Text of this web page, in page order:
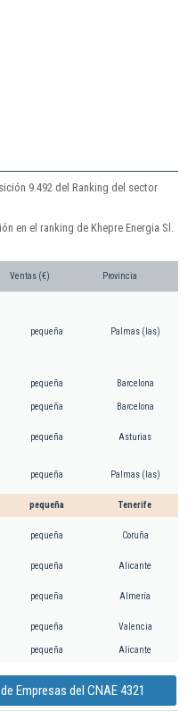
9.492 del Ranking del sector
en el ranking de Khepre Energia Sl.
Ventas (€) Provincia
pequeña Palmas (las)
pequeña Barcelona
pequeña Barcelona
pequeña Asturias
pequeña Palmas (las)
pequeña Tenerife
pequeña Coruña
pequeña Alicante
pequeña Almería
pequeña Valencia
pequeña Alicante
Empresas del CNAE 4321